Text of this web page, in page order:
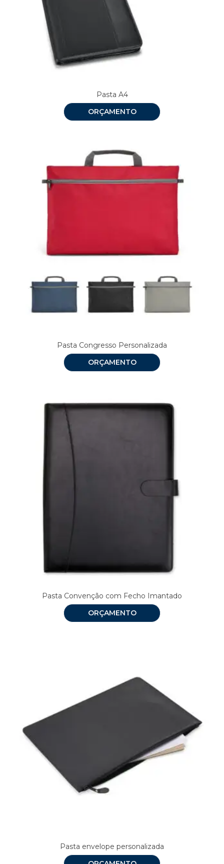
Pasta A4
ORÇAMENTO
Pasta Congresso Personalizada
ORÇAMENTO
Pasta Convenção com Fecho Imantado
ORÇAMENTO
Pasta envelope personalizada